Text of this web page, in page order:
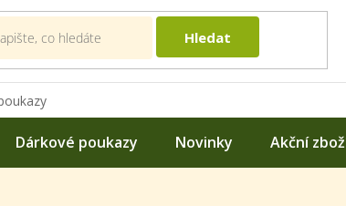
Hledat
Dárkové poukazy Novinky Akční